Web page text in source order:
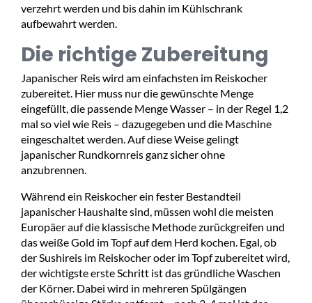
verzehrt werden und bis dahin im Kühlschrank
aufbewahrt werden.
Die richtige Zubereitung
Japanischer Reis wird am einfachsten im Reiskocher
zubereitet. Hier muss nur die gewünschte Menge
eingefüllt, die passende Menge Wasser – in der Regel 1,2
mal so viel wie Reis – dazugegeben und die Maschine
eingeschaltet werden. Auf diese Weise gelingt
japanischer Rundkornreis ganz sicher ohne
anzubrennen.
Während ein Reiskocher ein fester Bestandteil
japanischer Haushalte sind, müssen wohl die meisten
Europäer auf die klassische Methode zurückgreifen und
das weiße Gold im Topf auf dem Herd kochen. Egal, ob
der Sushireis im Reiskocher oder im Topf zubereitet wird,
der wichtigste erste Schritt ist das gründliche Waschen
der Körner. Dabei wird in mehreren Spülgängen